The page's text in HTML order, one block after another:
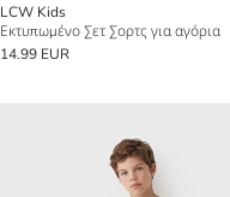
LCW Kids
Εκτυπωμένο Σετ Σορτς για αγόρια
14.99 EUR